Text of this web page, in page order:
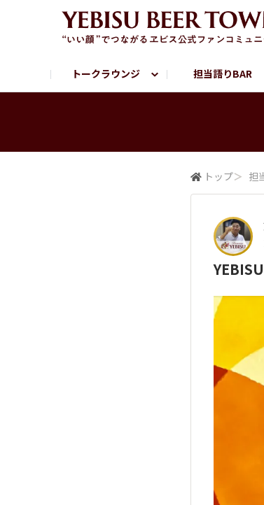
トークラウンジ 担当語りBAR
サッポロビール公式Instagram
トップ＞ 担